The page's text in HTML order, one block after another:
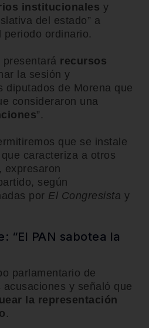
institucionales y
del estado” a
ordinario.
presentará recursos
la sesión y
diputados de Morena que
consideraron una
”.
que se instale
caracteriza a otros
expresaron
según
por El Congresista y
“El PAN sabotea la
parlamentario de
acusaciones y señaló que
la representación
.